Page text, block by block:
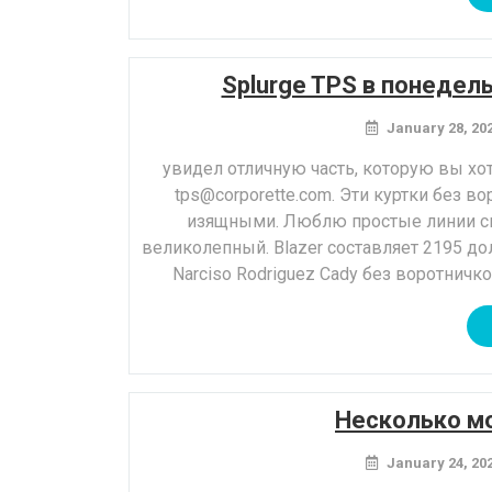
Splurge TPS в
January 28,
увидел отличную часть, которую вы
tps@corporette.com. Эти куртки без
изящными. Люблю простые линии
великолепный. Blazer составляет 2195
Narciso Rodriguez Cady без
Несколько
January 24,